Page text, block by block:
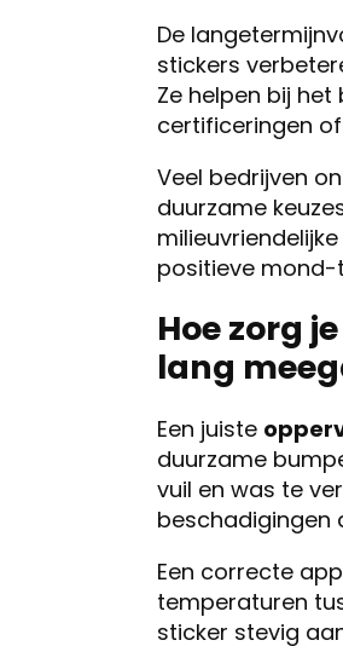
De
stickers
Ze helpen bij
certificeringen
Veel bedrijven
duurzame
positieve
Hoe zorg
lang
Een juiste
duurzame
vuil en was te
beschadigingen
Een correcte
temperaturen
sticker stevig